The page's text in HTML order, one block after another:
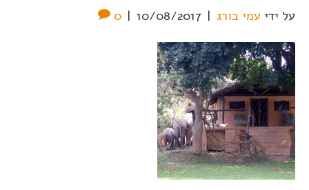
על ידי עמי בורג |
10/08/2017
|
0